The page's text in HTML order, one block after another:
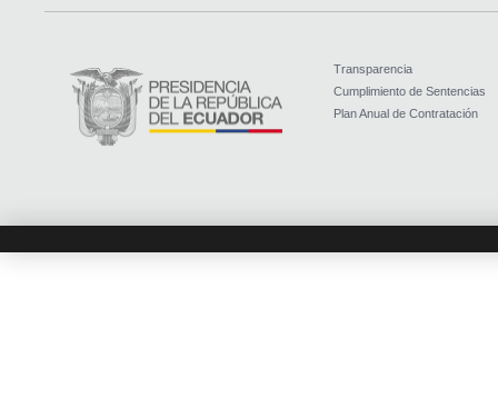
Transparencia
Cumplimiento de Sentencias
Plan Anual de Contratación